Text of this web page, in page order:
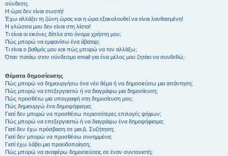
σύνδεση;
Η ώρα δεν είναι σωστή!
Έχω αλλάξει τη ζώνη ώρας και η ώρα εξακολουθεί να είναι λανθασμένη!
Η γλώσσα μου δεν είναι στη λίστα!
Τι είναι οι εικόνες δίπλα στο όνομα χρήστη μου;
Πώς μπορώ να εμφανίσω ένα άβαταρ;
Τι είναι ο βαθμός μου και πώς μπορώ να τον αλλάξω;
Όταν πατάω στον σύνδεσμο email για ένα μέλος μου ζητάει να συνδεθώ;
Θέματα δημοσίευσης
Πώς μπορώ να δημιουργήσω ένα νέο θέμα ή να δημοσιεύσω μια απάντηση;
Πώς μπορώ να επεξεργαστώ ή να διαγράψω μια δημοσίευση;
Πώς προσθέτω μια υπογραφή στη δημοσίευση μου;
Πώς δημιουργώ ένα δημοψήφισμα;
Γιατί δεν μπορώ να προσθέσω περισσότερες επιλογές ψήφων;
Πώς μπορώ να επεξεργαστώ ή να διαγράψω ένα δημοψήφισμα;
Γιατί δεν έχω πρόσβαση σε μια Δ. Συζήτηση;
Γιατί δεν μπορώ να προσθέσω συνημμένα;
Γιατί έχω λάβει μια προειδοποίηση;
Πώς μπορώ να αναφέρω δημοσιεύσεις σε έναν συντονιστή;